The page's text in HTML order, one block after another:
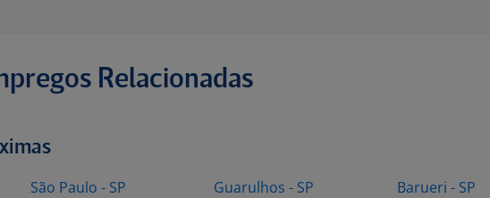
Relacionadas
São Paulo - SP
Guarulhos - SP
Barueri - SP